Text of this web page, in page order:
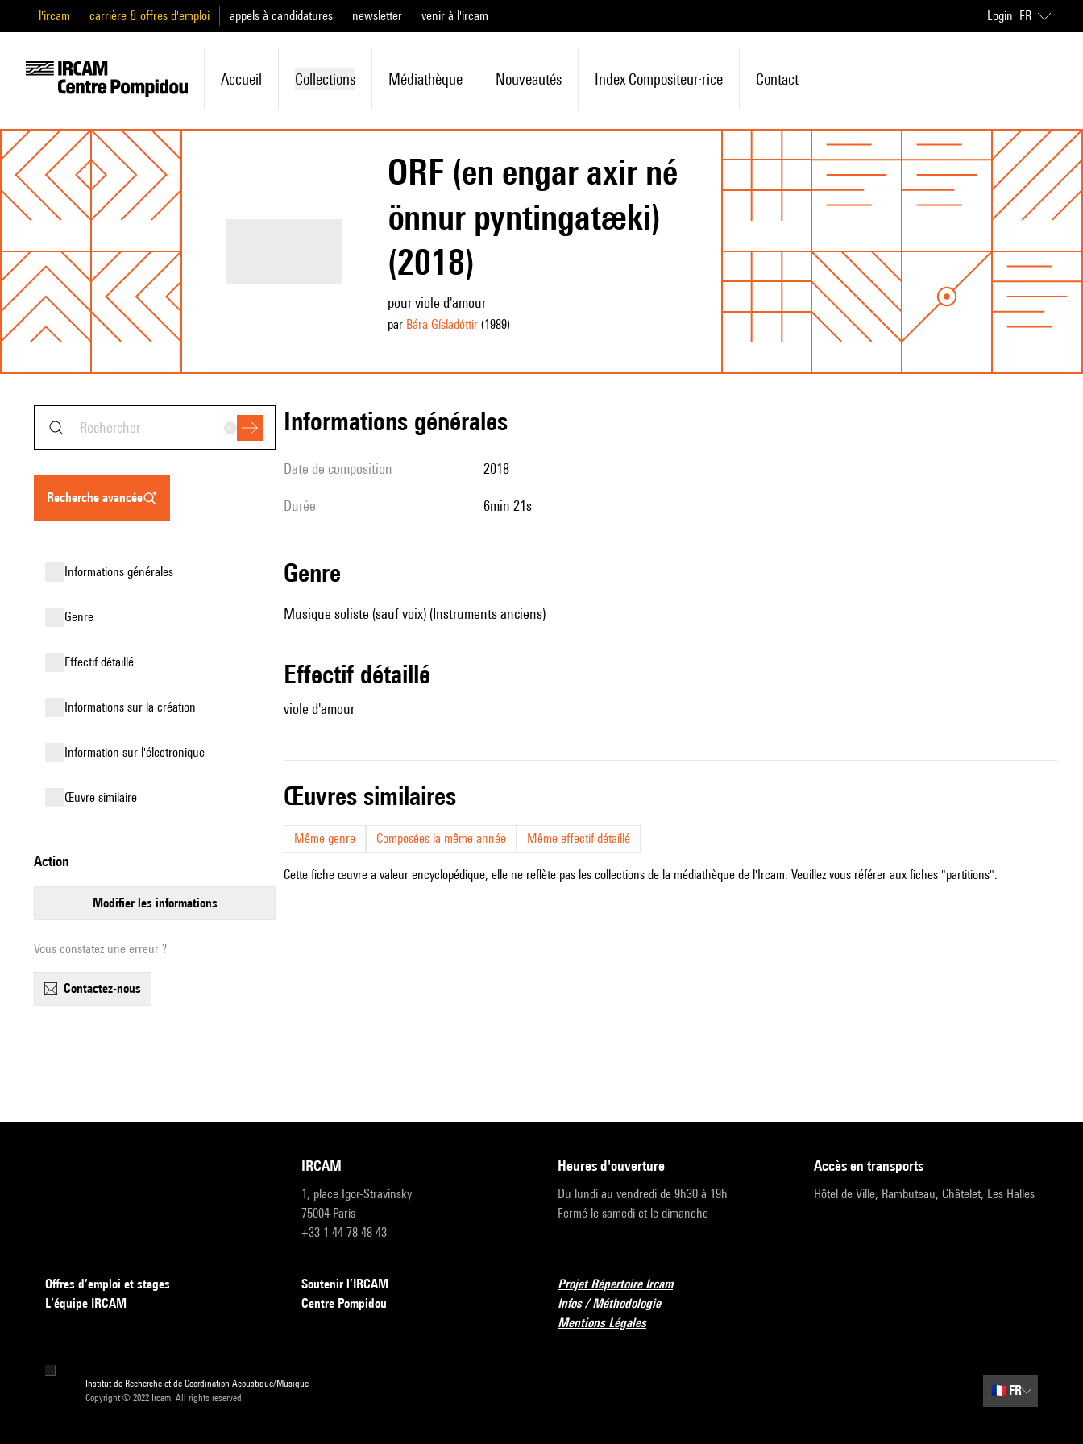
l'ircam carrière & offres d'emploi appels à candidatures newsletter venir à l'ircam Login FR
Accueil Collections Médiathèque Nouveautés Index Compositeur·rice Contact
ORF (en engar axir né
önnur pyntingatæki)
(2018)
pour viole d'amour
par Bára Gísladóttir(1989)
recherche avancée
informations générales
genre
effectif détaillé
informations sur la création
Information sur l'électronique
œuvre similaire
action
modifier les informations
Vous constatez une erreur ?
contactez-nous
informations générales
date de composition 2018
durée 6min 21s
genre
Musique soliste (sauf voix) (Instruments anciens)
effectif détaillé
viole d'amour
œuvres similaires
Même genre Composées la même année Même effectif détaillé
Cette fiche œuvre a valeur encyclopédique, elle ne reflète pas les collections de la médiathèque de l'Ircam. Veuillez vous référer aux fiches "partitions".
IRCAM
1, place Igor-Stravinsky
75004 Paris
+33 1 44 78 48 43
heures d'ouverture
Du lundi au vendredi de 9h30 à 19h
Fermé le samedi et le dimanche
accès en transports
Hôtel de Ville, Rambuteau, Châtelet, Les Halles
Offres d’emploi et stages
L’équipe IRCAM
Soutenir l’IRCAM
Centre Pompidou
Projet Répertoire Ircam
Infos / Méthodologie
Mentions Légales
Institut de Recherche et de Coordination Acoustique/Musique
Copyright © 2022 Ircam. All rights reserved.
🇫🇷 FR